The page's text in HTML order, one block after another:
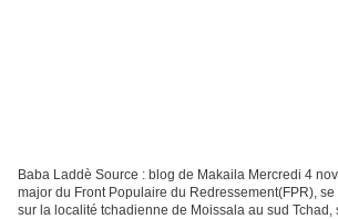
Baba Laddè Source : blog de Makaila Mercredi 4
major du Front Populaire du Redressement(FPR),
sur la localité tchadienne de Moissala au sud Tchad,